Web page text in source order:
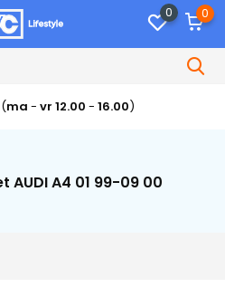
0 0
(ma - vr 12.00 - 16.00)
A4 01 99-09 00